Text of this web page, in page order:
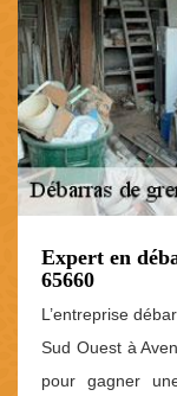
Expert en
65660
L’entreprise
Sud Ouest à
pour gagner